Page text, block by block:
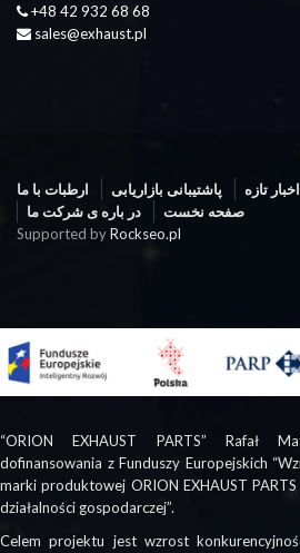
+48 42 932 68 68
sales@exhaust.pl
ارطبات با ما پاشتیبانی بازاریابی اخبار تازه
در باره ی شرکت ما
صفحه نخست
Supported byRockseo.pl
“ORION EXHAUST PARTS” Rafał
dofinansowania z Funduszy Europejskich
marki produktowej ORION EXHAUST
działalności gospodarczej”.
Celem projektu jest wzrost